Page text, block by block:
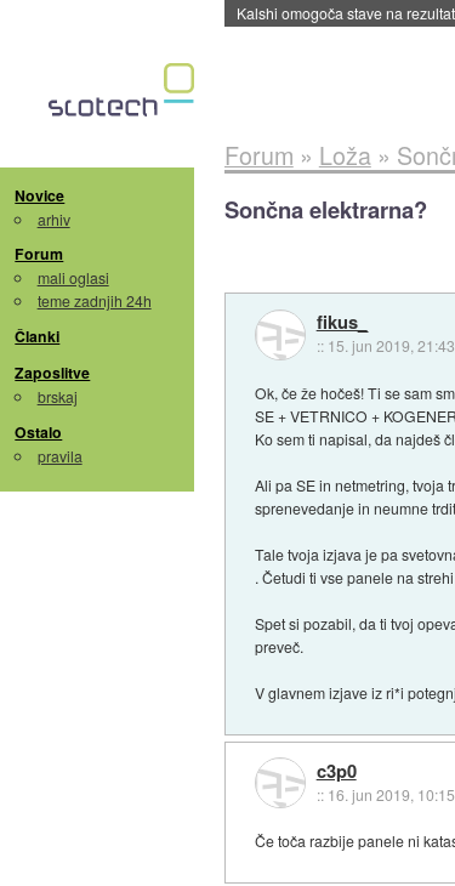
Sandisk že prodal več kot
Novice
arhiv
Forum
mali oglasi
teme zadnjih 24h
Članki
Zaposlitve
brskaj
Ostalo
pravila
Forum » Loža»
Sončna elektrarna?
fikus_
:: 15. jun 2019, 21:43
Ok, če že hočeš! Ti se sam
SE + VETRNICO +
Ko sem ti napisal, da najdeš
Ali pa SE in netmetring, tvoja
sprenevedanje in neumne
Tale tvoja izjava je pa
. Četudi ti vse panele na
Spet si pozabil, da ti tvoj
preveč.
V glavnem izjave iz ri*i
c3p0
:: 16. jun 2019, 10:15
Če toča razbije panele ni